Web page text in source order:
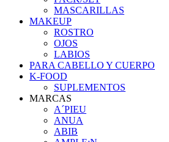
MASCARILLAS
MAKEUP
ROSTRO
OJOS
LABIOS
PARA CABELLO Y CUERPO
K-FOOD
SUPLEMENTOS
MARCAS
A´PIEU
ANUA
ABIB